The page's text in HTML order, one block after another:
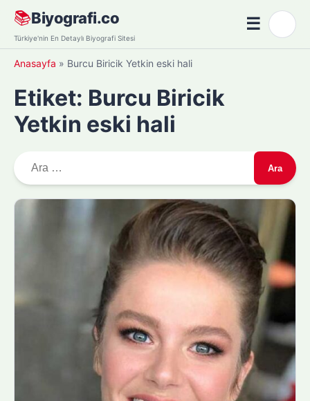
Skip
content
📚Biyografi.co
Türkiye'nin En Detaylı Biyografi Sitesi
☰Menü
Anasayfa » Burcu Biricik Yetkin eski hali
Etiket: Burcu Biricik
Yetkin eski hali
r